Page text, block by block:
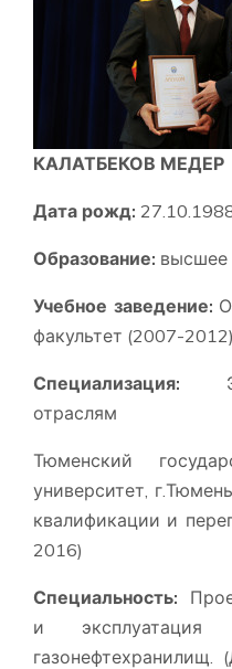
КАЛАТБЕКОВ МЕДЕР
Дата рожд:
Образование: высшее
Учебное заведение:
факультет (2007-2012)
Специализация:
отраслям
Тюменский
университет,
квалификации и
2016)
Специальность:
и эксплуатация
газонефтехранилищ.